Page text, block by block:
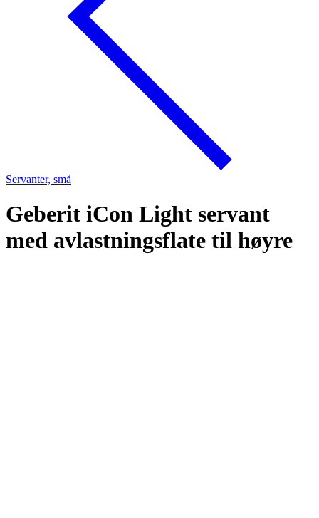
Servanter, små
Geberit iCon Light servant
med avlastningsflate til høyre